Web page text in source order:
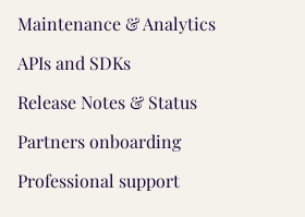
Maintenance & Analytics
APIs and SDKs
Release Notes & Status
Partners onboarding
Professional support